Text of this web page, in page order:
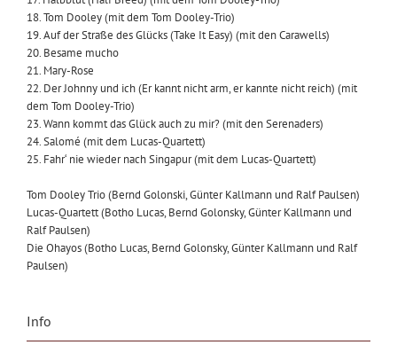
18. Tom Dooley (mit dem Tom Dooley-Trio)
19. Auf der Straße des Glücks (Take It Easy) (mit den Carawells)
20. Besame mucho
21. Mary-Rose
22. Der Johnny und ich (Er kannt nicht arm, er kannte nicht reich) (mit
dem Tom Dooley-Trio)
23. Wann kommt das Glück auch zu mir? (mit den Serenaders)
24. Salomé (mit dem Lucas-Quartett)
25. Fahr‘ nie wieder nach Singapur (mit dem Lucas-Quartett)
Tom Dooley Trio (Bernd Golonski, Günter Kallmann und Ralf Paulsen)
Lucas-Quartett (Botho Lucas, Bernd Golonsky, Günter Kallmann und
Ralf Paulsen)
Die Ohayos (Botho Lucas, Bernd Golonsky, Günter Kallmann und Ralf
Paulsen)
Info